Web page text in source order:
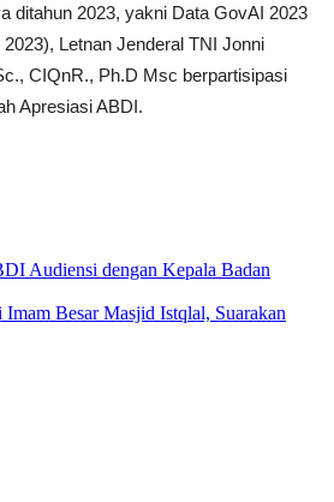
ditahun 2023, yakni Data GovAI 2023
Letnan Jenderal TNI Jonni
CIQnR., Ph.D Msc berpartisipasi
Apresiasi ABDI.
Audiensi dengan Kepala Badan
Besar Masjid Istqlal, Suarakan